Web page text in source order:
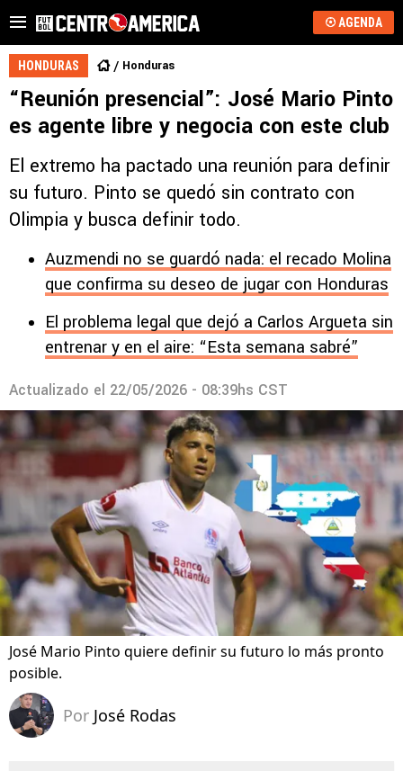
AGENDA
HONDURAS Honduras
“Reunión presencial”: José Mario Pinto
es agente libre y negocia con este club
El extremo ha pactado una reunión para definir
su futuro. Pinto se quedó sin contrato con
Olimpia y busca definir todo.
Auzmendi no se guardó nada: el recado Molina
que confirma su deseo de jugar con Honduras
El problema legal que dejó a Carlos Argueta sin
entrenar y en el aire: “Esta semana sabré”
Actualizado el 22/05/2026 - 08:39hs CST
José Mario Pinto quiere definir su futuro lo más pronto
posible.
Por José Rodas